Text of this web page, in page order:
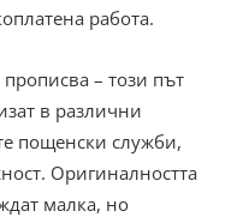
работа.
– този път
в различни
пощенски служби,
Оригиналността
малка, но